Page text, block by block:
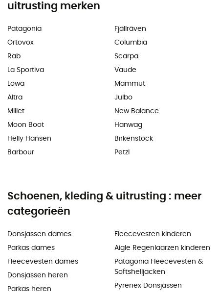
uitrusting merken
Patagonia
Ortovox
Rab
La Sportiva
Lowa
Altra
Millet
Moon Boot
Helly Hansen
Barbour
Fjällräven
Columbia
Scarpa
Vaude
Mammut
Julbo
New Balance
Hanwag
Birkenstock
Petzl
Schoenen, kleding & uitrusting : meer
categorieën
Donsjassen dames
Parkas dames
Fleecevesten dames
Donsjassen heren
Parkas heren
Fleecevesten kinderen
Aigle Regenlaarzen kinderen
Patagonia Fleecevesten &
Softshelljacken
Pyrenex Donsjassen